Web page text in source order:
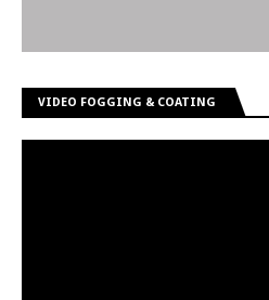
VIDEO FOGGING & COATING